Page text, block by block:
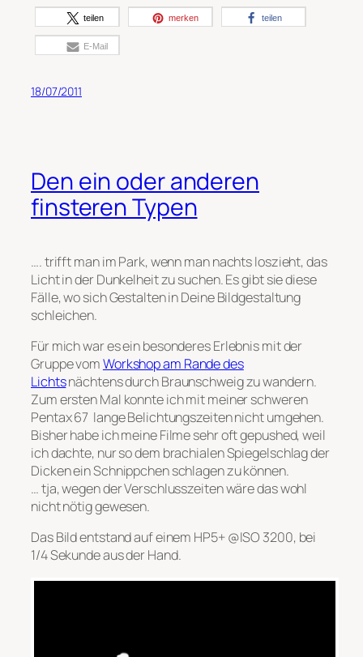
teilen merken teilen
E-Mail
18/07/2011
Den ein oder anderen
finsteren Typen
…. trifft man im Park, wenn man nachts loszieht, das
Licht in der Dunkelheit zu suchen. Es gibt sie diese
Fälle, wo sich Gestalten in Deine Bildgestaltung
schleichen.
Für mich war es ein besonderes Erlebnis mit der
Gruppe vomWorkshop am Rande des
Lichtsnächtens durch Braunschweig zu wandern.
Zum ersten Mal konnte ich mit meiner schweren
Pentax 67 lange Belichtungszeiten nicht umgehen.
Bisher habe ich meine Filme sehr oft gepushed, weil
ich dachte, nur so dem brachialen Spiegelschlag der
Dicken ein Schnippchen schlagen zu können.
… tja, wegen der Verschlusszeiten wäre das wohl
nicht nötig gewesen.
Das Bild entstand auf einem HP5+ @ISO 3200, bei
1/4 Sekunde aus der Hand.